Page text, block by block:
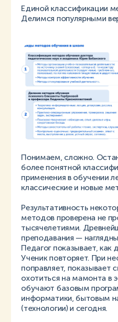
Единой классификации
Делимся популярными
Понимаем, сложно.
более понятной
применения в обучении
классические и новые
Результативность
методов проверена не
тысячелетиями.
преподавания —
Педагог показывает, как
Ученик повторяет. При
поправляет, показывает
охотиться на мамонта в
обучают базовым
информатики, бытовым
(технологии) и сегодня.